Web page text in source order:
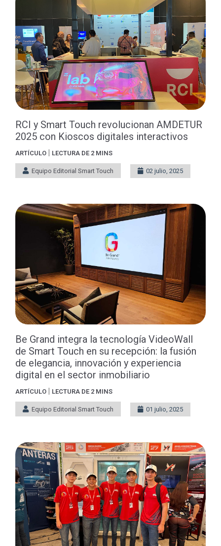
RCI y Smart Touch revolucionan AMDETUR
2025 con Kioscos digitales interactivos
ARTÍCULO | LECTURA DE 2 MINS
Equipo Editorial Smart Touch 02 julio, 2025
Be Grand integra la tecnología VideoWall
de Smart Touch en su recepción: la fusión
de elegancia, innovación y experiencia
digital en el sector inmobiliario
ARTÍCULO | LECTURA DE 2 MINS
Equipo Editorial Smart Touch 01 julio, 2025